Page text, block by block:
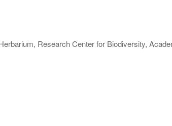
Research Center for Biodiversity,